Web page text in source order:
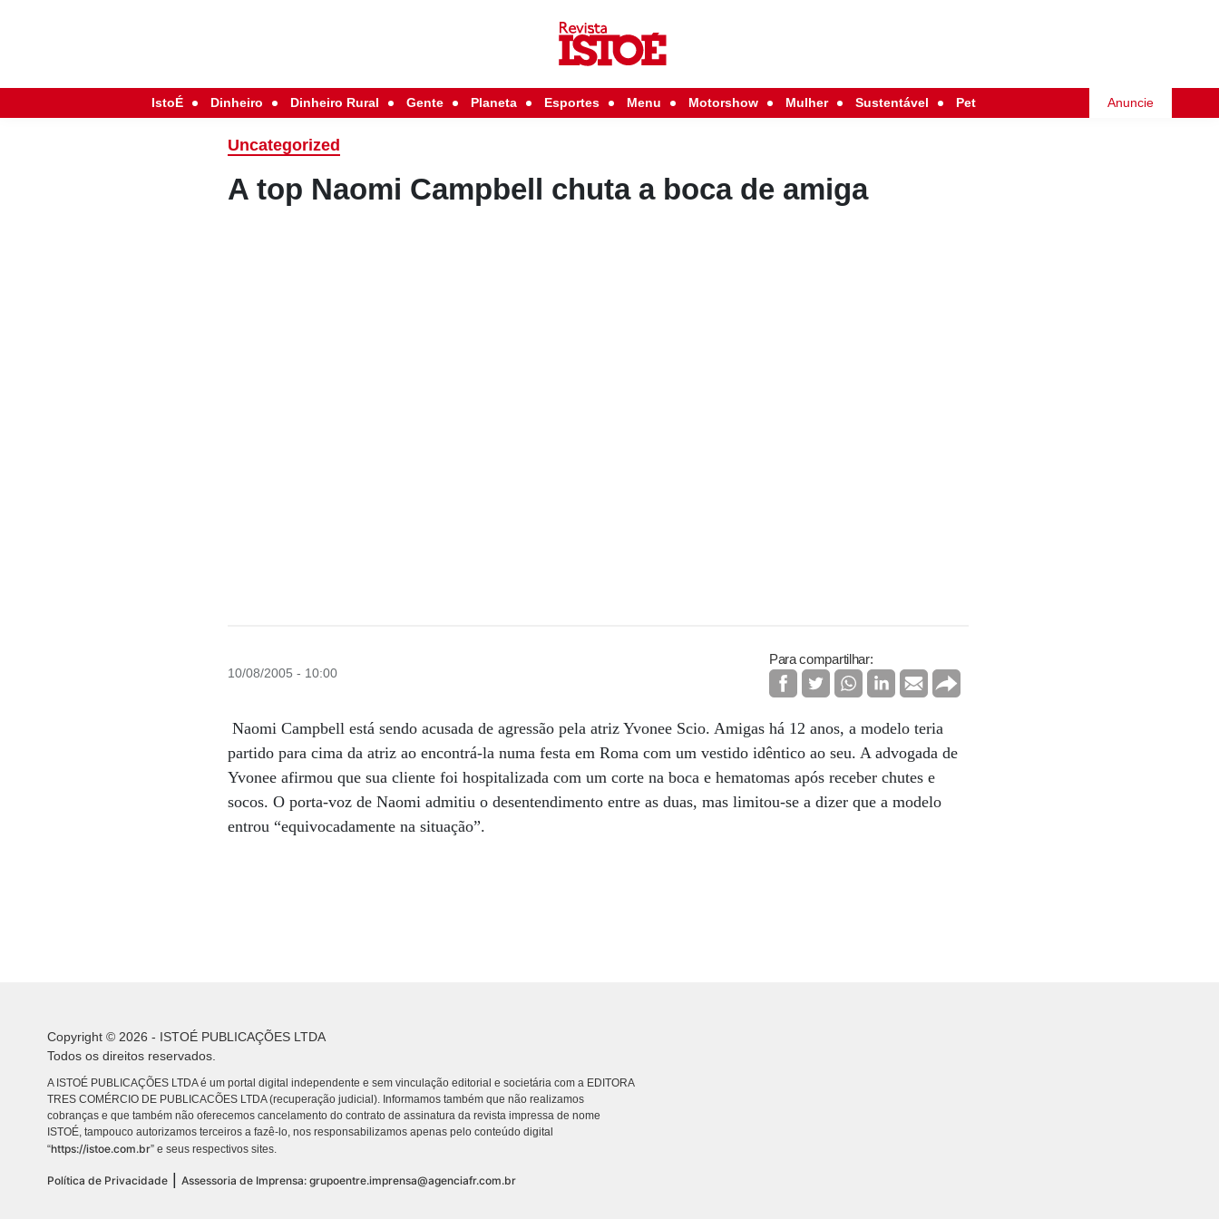
IstoÉ Dinheiro Dinheiro Rural Gente Planeta Esportes Menu Motorshow Mulher Sustentável Pet Anuncie
Uncategorized
A top Naomi Campbell chuta a boca de amiga
10/08/2005 - 10:00
Para compartilhar:
Naomi Campbell está sendo acusada de agressão pela atriz Yvonee Scio. Amigas há 12 anos, a modelo teria
partido para cima da atriz ao encontrá-la numa festa em Roma com um vestido idêntico ao seu. A advogada de
Yvonee afirmou que sua cliente foi hospitalizada com um corte na boca e hematomas após receber chutes e
socos. O porta-voz de Naomi admitiu o desentendimento entre as duas, mas limitou-se a dizer que a modelo
entrou “equivocadamente na situação”.
Copyright © 2026 - ISTOÉ PUBLICAÇÕES LTDA
Todos os direitos reservados.
A ISTOÉ PUBLICAÇÕES LTDA é um portal digital independente e sem vinculação editorial e societária com a EDITORA
TRES COMÉRCIO DE PUBLICACÕES LTDA (recuperação judicial). Informamos também que não realizamos
cobranças e que também não oferecemos cancelamento do contrato de assinatura da revista impressa de nome
ISTOÉ, tampouco autorizamos terceiros a fazê-lo, nos responsabilizamos apenas pelo conteúdo digital
“https://istoe.com.br” e seus respectivos sites.
Política de Privacidade Assessoria de Imprensa: grupoentre.imprensa@agenciafr.com.br